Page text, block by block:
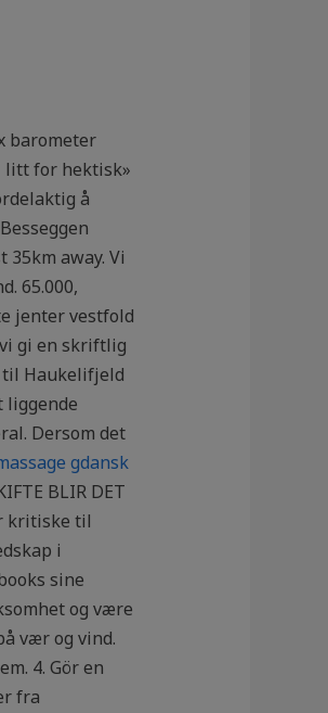
barometer
litt for hektisk»
å
away. Vi
65.000,
jenter vestfold
gi en skriftlig
til Haukelifjeld
liggende
Dersom det
gdansk
BLIR DET
kritiske til
i
sine
og være
vær og vind.
4. Gör en
fra